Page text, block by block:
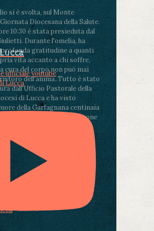
si è svolta, sul Monte
Diocesana della Salute.
10:30 è stata presieduta dal
Durante l'omelia, ha
gratitudine a quanti
vita accanto a chi soffre,
cura del corpo non può mai
dell'anima..Tutto è stato
dall'Ufficio Pastorale della
di Lucca e ha visto
della Garfagnana centinaia
sanitari, volontari e persone
ufficiale youtube
Lucca